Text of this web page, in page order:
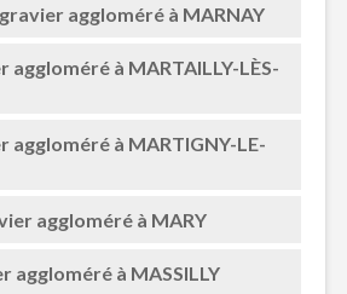
aggloméré à MARNAY
aggloméré à MARTAILLY-LÈS-
aggloméré à MARTIGNY-LE-
aggloméré à MARY
aggloméré à MASSILLY